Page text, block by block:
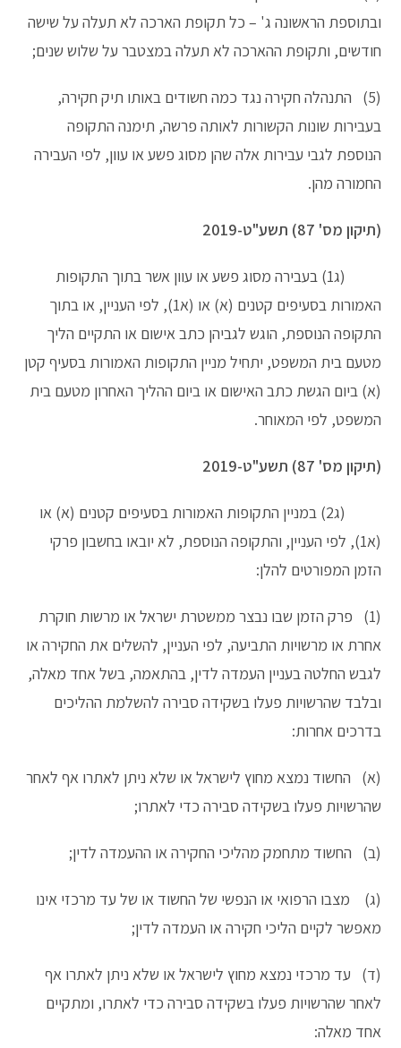
ובתוספת הראשונה ג' – כל תקופת הארכה לא תעלה על שישה
חודשים, ותקופת ההארכה לא תעלה במצטבר על שלוש שנים;
(5) התנהלה חקירה נגד כמה חשודים באותו תיק חקירה,
בעבירות שונות הקשורות לאותה פרשה, תימנה התקופה
הנוספת לגבי עבירות אלה שהן מסוג פשע או עוון, לפי העבירה
החמורה מהן.
(תיקון מס' 87) תשע"ט-2019
(ג1) בעבירה מסוג פשע או עוון אשר בתוך התקופות
האמורות בסעיפים קטנים (א) או (א1), לפי העניין, או בתוך
התקופה הנוספת, הוגש לגביהן כתב אישום או התקיים הליך
מטעם בית המשפט, יתחיל מניין התקופות האמורות בסעיף קטן
(א) ביום הגשת כתב האישום או ביום ההליך האחרון מטעם בית
המשפט, לפי המאוחר.
(תיקון מס' 87) תשע"ט-2019
(ג2) במניין התקופות האמורות בסעיפים קטנים (א) או
(א1), לפי העניין, והתקופה הנוספת, לא יובאו בחשבון פרקי
הזמן המפורטים להלן:
(1) פרק הזמן שבו נבצר ממשטרת ישראל או מרשות חוקרת
אחרת או מרשויות התביעה, לפי העניין, להשלים את החקירה או
לגבש החלטה בעניין העמדה לדין, בהתאמה, בשל אחד מאלה,
ובלבד שהרשויות פעלו בשקידה סבירה להשלמת ההליכים
בדרכים אחרות:
(א) החשוד נמצא מחוץ לישראל או שלא ניתן לאתרו אף לאחר
שהרשויות פעלו בשקידה סבירה כדי לאתרו;
(ב) החשוד מתחמק מהליכי החקירה או ההעמדה לדין;
(ג) מצבו הרפואי או הנפשי של החשוד או של עד מרכזי אינו
מאפשר לקיים הליכי חקירה או העמדה לדין;
(ד) עד מרכזי נמצא מחוץ לישראל או שלא ניתן לאתרו אף
לאחר שהרשויות פעלו בשקידה סבירה כדי לאתרו, ומתקיים
אחד מאלה: